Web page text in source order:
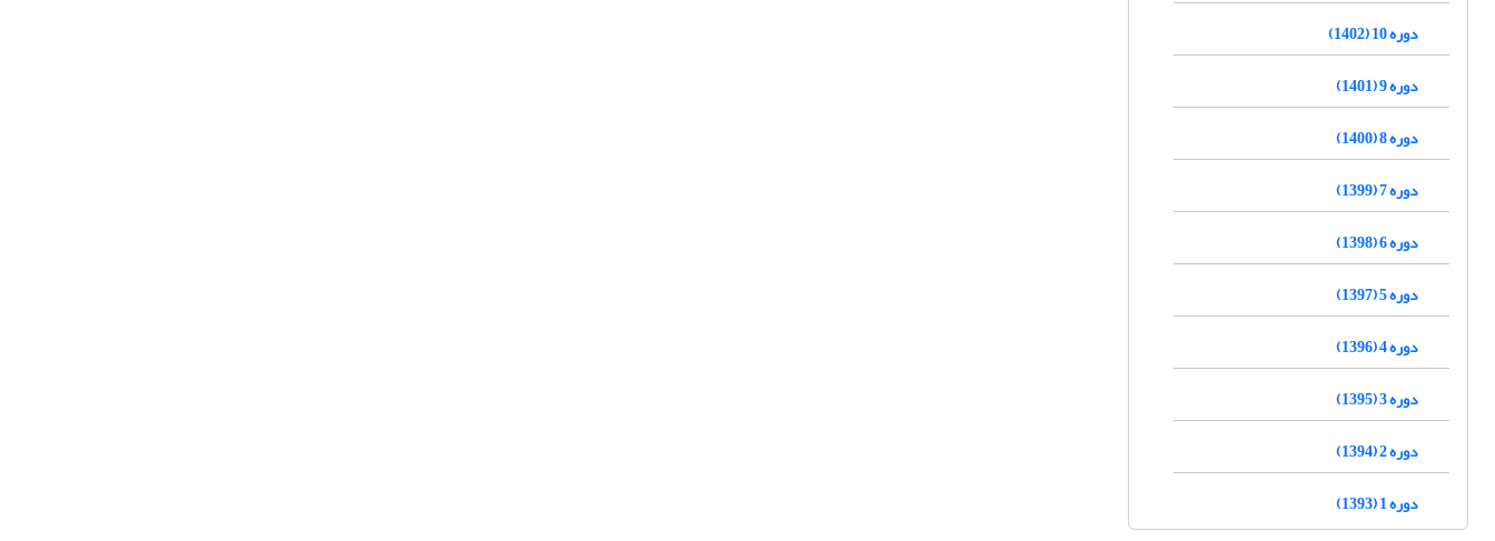
دوره 10 (1402)
دوره 9 (1401)
دوره 8 (1400)
دوره 7 (1399)
دوره 6 (1398)
دوره 5 (1397)
دوره 4 (1396)
دوره 3 (1395)
دوره 2 (1394)
دوره 1 (1393)